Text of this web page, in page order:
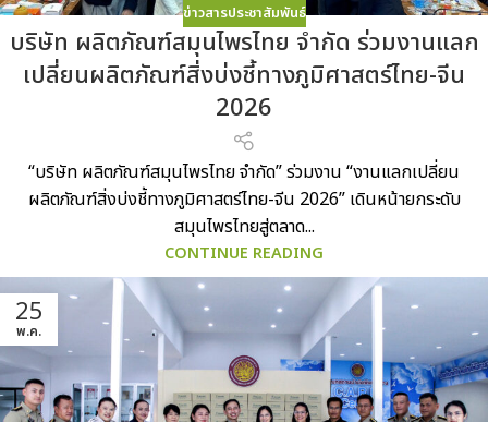
ข่าวสารประชาสัมพันธ์
บริษัท ผลิตภัณฑ์สมุนไพรไทย จำกัด ร่วมงานแลก
เปลี่ยนผลิตภัณฑ์สิ่งบ่งชี้ทางภูมิศาสตร์ไทย-จีน
2026
“บริษัท ผลิตภัณฑ์สมุนไพรไทย จำกัด” ร่วมงาน “งานแลกเปลี่ยน
ผลิตภัณฑ์สิ่งบ่งชี้ทางภูมิศาสตร์ไทย-จีน 2026” เดินหน้ายกระดับ
สมุนไพรไทยสู่ตลาด...
CONTINUE READING
25
พ.ค.